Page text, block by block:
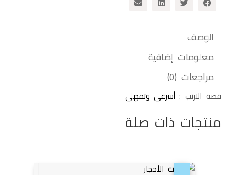
الوصف
معلومات إضافية
مراجعات (0)
قصة الارنب : أسرعى وتمهلى
منتجات ذات صلة